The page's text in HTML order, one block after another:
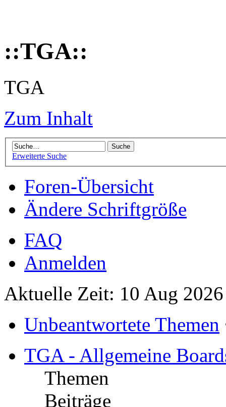
::TGA::
TGA
Zum Inhalt
Erweiterte Suche
Foren-Übersicht
Ändere Schriftgröße
FAQ
Anmelden
Aktuelle Zeit: 10 Aug
Unbeantwortete Themen
TGA - Allgemeine
Themen
Beiträge